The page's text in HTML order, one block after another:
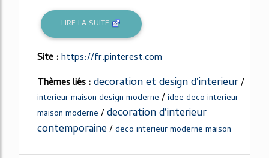
LIRE LA SUITE
Site :https://fr.pinterest.com
Thèmes liés :decoration et design d'interieur/
interieur maison design moderne /idee deco interieur
maison moderne /decoration d'interieur
contemporaine/deco interieur moderne maison